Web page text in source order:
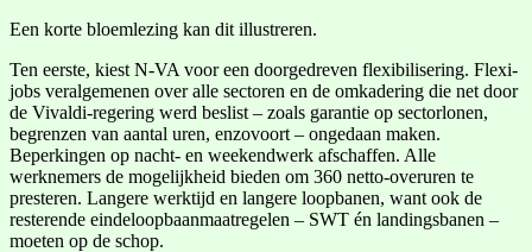
Een korte bloemlezing kan dit illustreren.
Ten eerste, kiest N-VA voor een doorgedreven flexibilisering. Flexi-
jobs veralgemenen over alle sectoren en de omkadering die net door
de Vivaldi-regering werd beslist – zoals garantie op sectorlonen,
begrenzen van aantal uren, enzovoort – ongedaan maken.
Beperkingen op nacht- en weekendwerk afschaffen. Alle
werknemers de mogelijkheid bieden om 360 netto-overuren te
presteren. Langere werktijd en langere loopbanen, want ook de
resterende eindeloopbaanmaatregelen – SWT én landingsbanen –
moeten op de schop.